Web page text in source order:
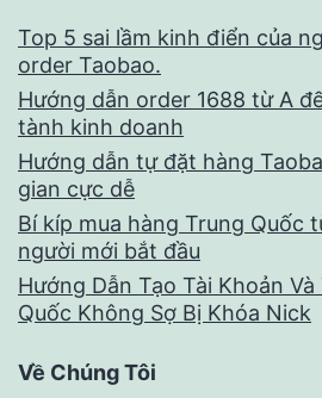
Top 5 sai lầm kinh điển của
order Taobao.
Hướng dẫn order 1688 từ A
tành kinh doanh
Hướng dẫn tự đặt hàng
gian cực dễ
Bí kíp mua hàng Trung Quốc
người mới bắt đầu
Hướng Dẫn Tạo Tài Khoản
Quốc Không Sợ Bị Khóa Nick
Về Chúng Tôi